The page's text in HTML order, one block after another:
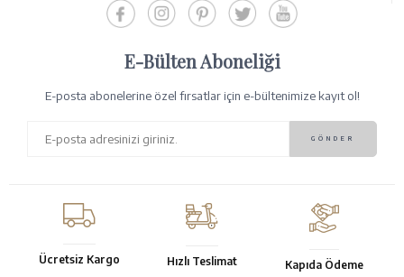
E-Bülten Aboneliği
E-posta abonelerine özel fırsatlar için e-bültenimize kayıt ol!
Ücretsiz Kargo Hızlı Teslimat Kapıda Ödeme